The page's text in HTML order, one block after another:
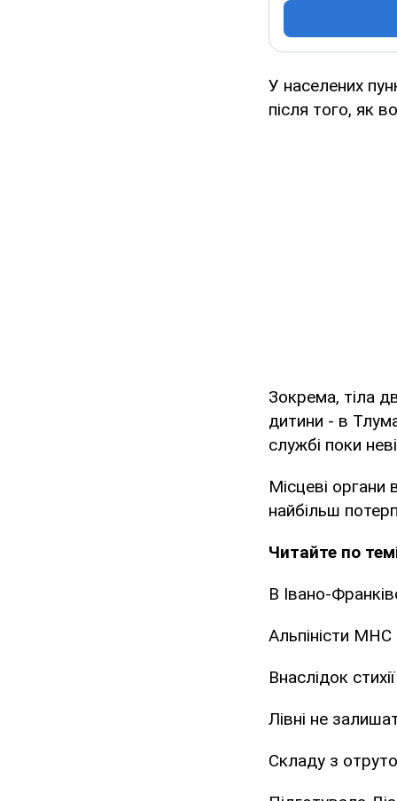
У населених
після того, як
Зокрема, тіла
дитини - в
службі поки
Місцеві органи
найбільш
Читайте по
В Івано-
Альпіністи
Внаслідок
Лівні не
Складу з